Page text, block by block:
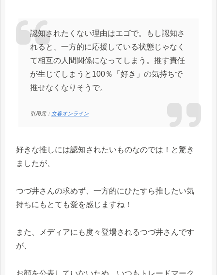
認知されたくない理由はエゴで。もし認知さ
れると、一方的に応援している状態じゃなく
て相互の人間関係になってしまう。推す責任
が生じてしまうと100％「好き」の気持ちで
推せなくなりそうで。
引用元： 文春オンライン
好きな推しには認知されたいものなのでは！と驚き
ましたが、
つづ井さんの求めず、一方的にひたすら推したい気
持ちにもとても愛を感じますね！
また、メディアにも度々登場されるつづ井さんです
が、
お顔を公表していないため、いつもトレードマーク